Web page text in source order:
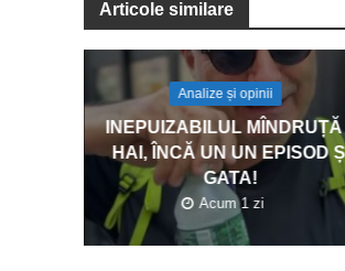
Articole similare
Analize și opinii
INEPUIZABILUL MÎNDRUȚĂ
HAI, ÎNCĂ UN UN EPISOD
GATA!
Acum 1 zi